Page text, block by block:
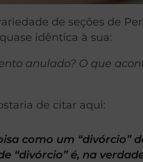
de seções de
idêntica à sua:
anulado? O que
de citar aqui:
como um “divórcio”
“divórcio” é, na